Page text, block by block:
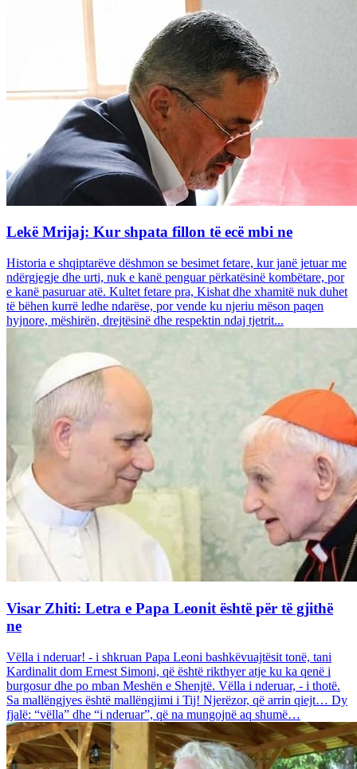
Lekë Mrijaj: Kur shpata fillon të ecë mbi ne
Historia e shqiptarëve dëshmon se besimet fetare, kur janë jetuar me
ndërgjegje dhe urti, nuk e kanë penguar përkatësinë kombëtare, por
e kanë pasuruar atë. Kultet fetare pra, Kishat dhe xhamitë nuk duhet
të bëhen kurrë ledhe ndarëse, por vende ku njeriu mëson paqen
hyjnore, mëshirën, drejtësinë dhe respektin ndaj tjetrit...
Visar Zhiti: Letra e Papa Leonit është për të gjithë
ne
Vëlla i nderuar! - i shkruan Papa Leoni bashkëvuajtësit tonë, tani
Kardinalit dom Ernest Simoni, që është rikthyer atje ku ka qenë i
burgosur dhe po mban Meshën e Shenjtë. Vëlla i nderuar, - i thotë.
Sa mallëngjyes është mallëngjimi i Tij! Njerëzor, që arrin qiejt… Dy
fjalë: “vëlla” dhe “i nderuar”, që na mungojnë aq shumë…